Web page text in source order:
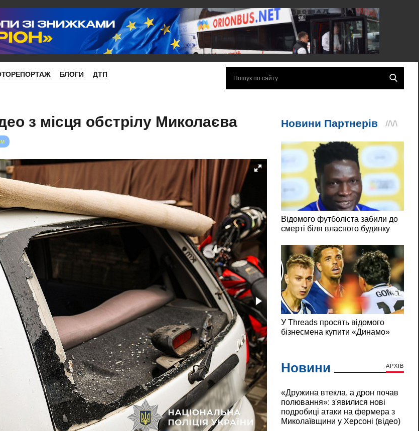
БЛОГИ ДТП
з місця обстрілу Миколаєва
Новини АРХІВ
«Дружина втекла, а дрон почав
полювання»: з'явилися нові
подробиці атаки на фермера з
Миколаївщини у Херсоні (відео)